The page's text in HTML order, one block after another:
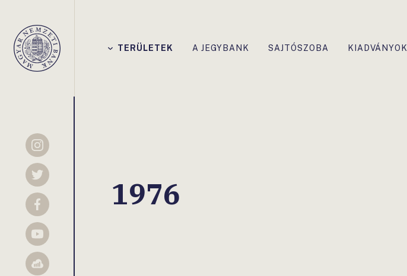
Magyar
Nemzeti
TERÜLETEK A JEGYBANK SAJTÓSZOBA KIADVÁNYOK
Instagram
Twitter
Facebook
YouTube
Sellsy
1976